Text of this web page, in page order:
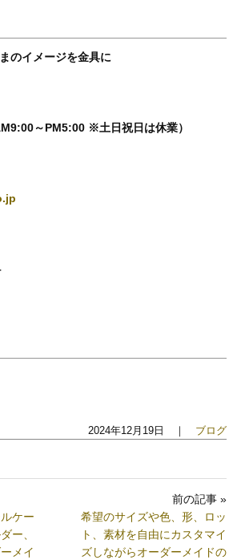
のイメージを金具に
～PM5:00 ※土日祝日は休業）
2024年12月19日 ｜ ブログ
ケー
ー、
メイ
前の記事 »
希望のサイズや色、形、ロッ
ト、素材を自由にカスタマイ
ズしながらオーダーメイドの